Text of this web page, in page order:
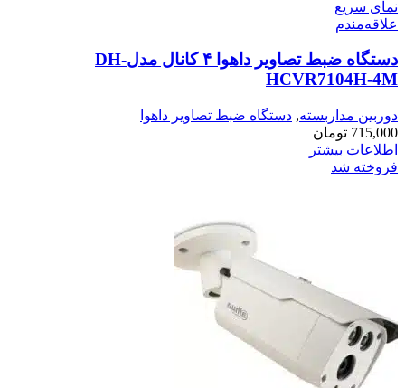
نمای سریع
علاقه‌مندم
دستگاه ضبط تصاویر داهوا ۴ کانال مدلDH-
HCVR7104H-4M
دوربین مداربسته, دستگاه ضبط تصاویر داهوا
715,000 تومان
اطلاعات بیشتر
فروخته شد